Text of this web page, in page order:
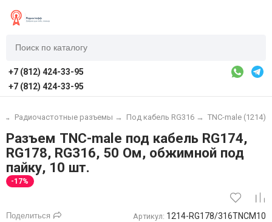
+7 (812) 424-33-95
+7 (812) 424-33-95
→ Радиочастотные разъемы → Под кабель RG316 → TNC-male (1214)
Разъем TNC-male под кабель RG174,
RG178, RG316, 50 Ом, обжимной под
пайку, 10 шт.
-17%
Поделиться Артикул: 1214-RG178/316TNCM10